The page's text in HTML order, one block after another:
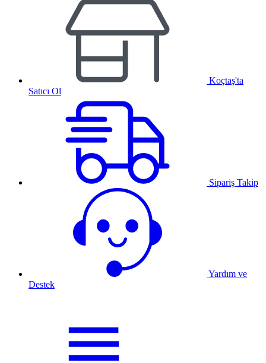
Koçtaş'ta
Satıcı Ol
Sipariş Takip
Yardım ve
Destek